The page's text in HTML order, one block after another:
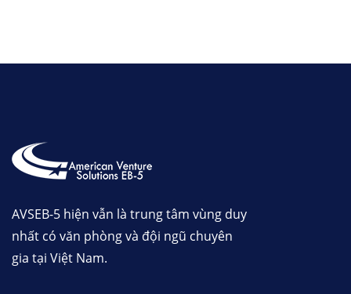
AVSEB-5 hiện vẫn là trung tâm vùng duy
nhất có văn phòng và đội ngũ chuyên
gia tại Việt Nam.